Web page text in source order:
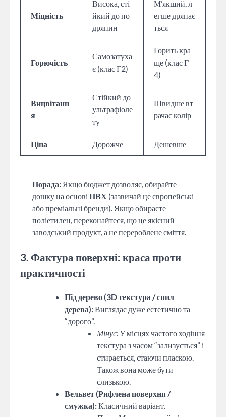
Міцність
Висока, сті
йкий до по
дряпин
М’якший, л
егше дряпає
ться
Горючість
Самозатуха
є (клас Г2)
Горить кра
ще (клас Г
4)
Вицвітанн
я
Стійкий до
ультрафіоле
ту
Швидше вт
рачає колір
Ціна Дорожче Дешевше
Порада: Якщо бюджет дозволяє, обирайте
дошку на основі ПВХ (зазвичай це європейські
або преміальні бренди). Якщо обираєте
поліетилен, переконайтеся, що це якісний
заводський продукт, а не перероблене сміття.
3. Фактура поверхні: краса проти
практичності
Під дерево (3D текстура / спил
дерева):Виглядає дуже естетично та
“дорого”.
Мінус:У місцях частого ходіння
текстура з часом “зализується” і
стирається, стаючи пласкою.
Також вона може бути
слизькою.
Вельвет (Рифлена поверхня /
смужка):Класичний варіант.